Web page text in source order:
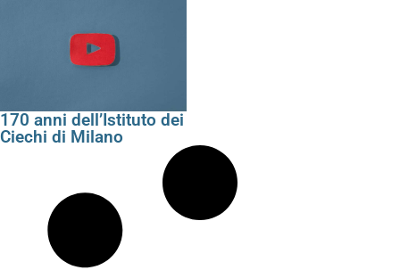
170 anni dell’Istituto dei
Ciechi di Milano